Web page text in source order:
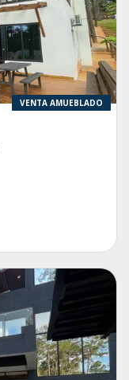
VENTA AMUEBLADO